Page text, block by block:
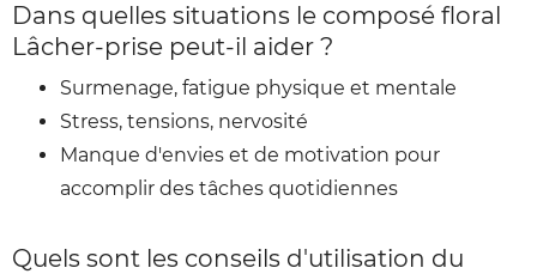
Dans quelles situations le composé floral
Lâcher-prise peut-il aider ?
Surmenage, fatigue physique et mentale
Stress, tensions, nervosité
Manque d'envies et de motivation pour
accomplir des tâches quotidiennes
Quels sont les conseils d'utilisation du